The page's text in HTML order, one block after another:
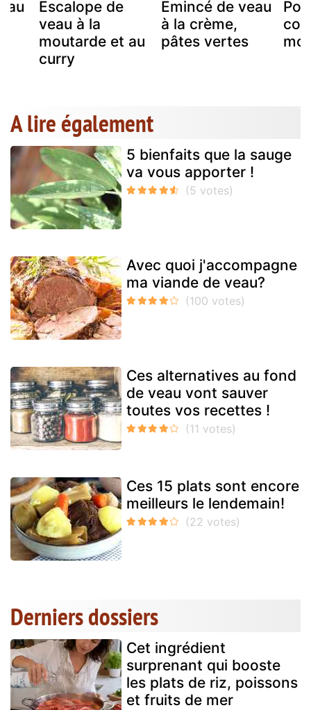
au
Escalope de
veau à la
moutarde et au
curry
Emincé de veau
à la crème,
pâtes vertes
A lire également
5 bienfaits que la sauge
va vous apporter !
Avec quoi j'accompagne
ma viande de veau?
Ces alternatives au fond
de veau vont sauver
toutes vos recettes !
Ces 15 plats sont encore
meilleurs le lendemain!
Derniers dossiers
Cet ingrédient
surprenant qui booste
les plats de riz, poissons
et fruits de mer